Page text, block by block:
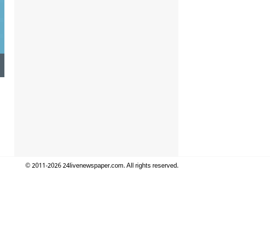
© 2011-2026 24livenewspaper.com. All rights reserved.